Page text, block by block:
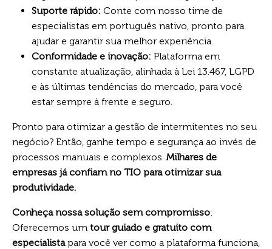
Suporte rápido: Conte com nosso time de
especialistas em português nativo, pronto para
ajudar e garantir sua melhor experiência.
Conformidade e inovação: Plataforma em
constante atualização, alinhada à Lei 13.467, LGPD
e às últimas tendências do mercado, para você
estar sempre à frente e seguro.
Pronto para otimizar a gestão de intermitentes no seu
negócio? Então, ganhe tempo e segurança ao invés de
processos manuais e complexos. Milhares de
empresas já confiam no TIO para otimizar sua
produtividade.
Conheça nossa solução sem compromisso:
Oferecemos um tour guiado e gratuito com
especialistapara você ver como a plataforma funciona,